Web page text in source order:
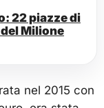
22 piazze di
Milione
nel 2015 con